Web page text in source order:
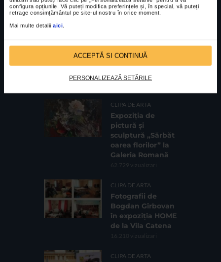
configura opțiunile. Vă puteți modifica preferințele și, în special, vă puteți
retrage consimțământul pe site-ul nostru în orice moment.
Mai multe detalii aici
ACCEPTĂ SI CONTINUĂ
PERSONALIZEAZĂ SETĂRILE
Sediu social: Str. Delfinului, Nr. 6, parter Bl. 42,
Sc. 4, Ap. 197, Sector 2
CLIPA DE ARTA
Expoziția de
pictură și
sculptură „Sărbăt
oarea florilor” la
Galeria Romană
62.729 vizualizari
CLIPA DE ARTA
Fotografii de
Bogdan Gîrbovan
în expoziția HOME
de la Vila Catena
16.210 vizualizari
CLIPA DE ARTA